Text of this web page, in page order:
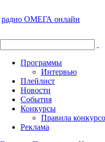
радио ОМЕГА онлайн
Программы
Интервью
Плейлист
Новости
События
Конкурсы
Правила
Реклама